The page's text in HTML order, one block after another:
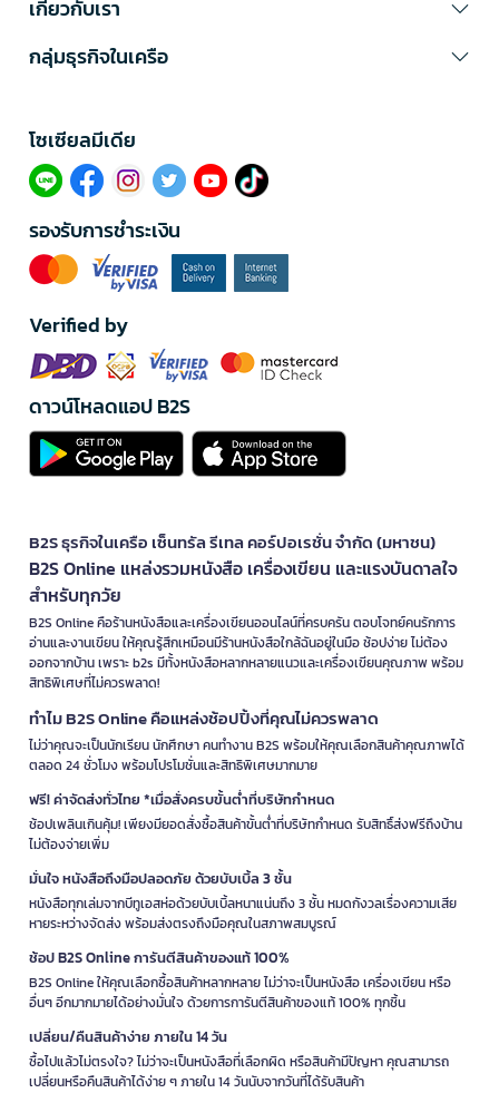
ทำไมต้องซื้อสินค้าจากแบรนด์ Colleen ที่ B2S
ฟรีค่าจัดส่ง* การันตีของแท้ เลือกช้อปได้อย่างมั่นใจ คืนสินค้าได้ภายใน 14
วัน หลังได้รับสินค้า* พร้อมรับรับคะแนน The 1 ฟรี* สินค้าคุณภาพจาก
คุณได้เลือกซื้อตามความต้องการ ผ่านออนไลน์ได้ง่าย ๆ จัดส่งฟรี* พร้อมมี
โปรโมชันรอคุณอยู่อีกเพียบ เช็กสิทธิพิเศษได้ที่
คุ้มทุกวัน👈 คลิกเลย
#ดินสอสี #เครื่องเขียนคุณภาพ #Colleenบีทูเอส #สมุดวาดรูป #ปากกา
หมึกเจล
อย่าลืม! สมัครสมาชิก B2S 👈 คลิกเลย เพื่อรับสิทธิพิเศษก่อนใคร
เกี่ยวกับเรา
กลุ่มธุรกิจในเครือ
โซเซียลมีเดีย​
รองรับการชำระเงิน
Verified by
ดาวน์โหลดแอป B2S
B2S ธุรกิจในเครือ เซ็นทรัล รีเทล คอร์ปอเรชั่น จำกัด (มหาชน)
B2S Online แหล่งรวมหนังสือ เครื่องเขียน และแรงบันดาลใจ
สำหรับทุกวัย
B2S Online คือร้านหนังสือและเครื่องเขียนออนไลน์ที่ครบครัน ตอบโจทย์คนรักการ
อ่านและงานเขียน ให้คุณรู้สึกเหมือนมีร้านหนังสือใกล้ฉันอยู่ในมือ ช้อปง่าย ไม่ต้อง
ออกจากบ้าน เพราะ b2s มีทั้งหนังสือหลากหลายแนวและเครื่องเขียนคุณภาพ พร้อม
สิทธิพิเศษที่ไม่ควรพลาด!
ทำไม B2S Online คือแหล่งช้อปปิ้งที่คุณไม่ควรพลาด
ไม่ว่าคุณจะเป็นนักเรียน นักศึกษา คนทำงาน B2S พร้อมให้คุณเลือกสินค้าคุณภาพได้
ตลอด 24 ชั่วโมง พร้อมโปรโมชั่นและสิทธิพิเศษมากมาย
ฟรี! ค่าจัดส่งทั่วไทย *เมื่อสั่งครบขั้นต่ำที่บริษัทกำหนด
ช้อปเพลินเกินคุ้ม! เพียงมียอดสั่งซื้อสินค้าขั้นต่ำที่บริษัทกำหนด รับสิทธิ์ส่งฟรีถึงบ้าน
ไม่ต้องจ่ายเพิ่ม
มั่นใจ หนังสือถึงมือปลอดภัย ด้วยบับเบิ้ล 3 ชั้น
หนังสือทุกเล่มจากบีทูเอสห่อด้วยบับเบิ้ลหนาแน่นถึง 3 ชั้น หมดกังวลเรื่องความเสีย
หายระหว่างจัดส่ง พร้อมส่งตรงถึงมือคุณในสภาพสมบูรณ์
ช้อป B2S Online การันตีสินค้าของแท้ 100%
B2S Online ให้คุณเลือกซื้อสินค้าหลากหลาย ไม่ว่าจะเป็นหนังสือ เครื่องเขียน หรือ
อื่นๆ อีกมากมายได้อย่างมั่นใจ ด้วยการการันตีสินค้าของแท้ 100% ทุกชิ้น
เปลี่ยน/คืนสินค้าง่าย ภายใน 14 วัน
ซื้อไปแล้วไม่ตรงใจ? ไม่ว่าจะเป็นหนังสือที่เลือกผิด หรือสินค้ามีปัญหา คุณสามารถ
เปลี่ยนหรือคืนสินค้าได้ง่าย ๆ ภายใน 14 วันนับจากวันที่ได้รับสินค้า